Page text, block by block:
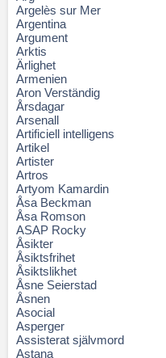
Argelès sur Mer
Argentina
Argument
Arktis
Ärlighet
Armenien
Aron Verständig
Årsdagar
Arsenall
Artificiell intelligens
Artikel
Artister
Artros
Artyom Kamardin
Åsa Beckman
Åsa Romson
ASAP Rocky
Åsikter
Åsiktsfrihet
Åsiktslikhet
Åsne Seierstad
Åsnen
Asocial
Asperger
Assisterat självmord
Astana